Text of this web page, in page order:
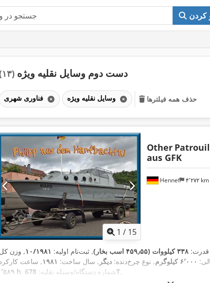
کردن
دست دوم وسایل نقلیه ویژه (۱۳)
فناوری شهری وسایل نقلیه ویژه حذف همه فیلترها
1 / 15
Hennef ۴٬۲۷۲ km
Other
aus GFK
قدرت: ۳۳۸ کیلووات (۴۵۹٫۵۵ اسب بخار) , ثبت‌نام اولیه: ۱۰/۱۹۸۱, وزن
۶٬۰۰۰ کیلوگرم , نوع چرخ‌دنده: دیگر , سال ساخت: ۱۹۸۱, ساعت
۱٬۵۸۹ h
, شماره دستگاه/وسیله نقلیه:678T,